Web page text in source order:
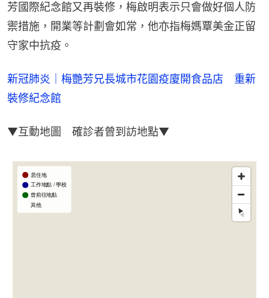
芳國際紀念館又再裝修，梅啟明表示只會做好個人防
禦措施，開業等計劃會如常，他亦指梅媽覃美金正留
守家中抗疫。
新冠肺炎｜梅艷芳兄長城市花園疫廈開食品店　重新
裝修紀念館
▼互動地圖　確診者曾到訪地點▼